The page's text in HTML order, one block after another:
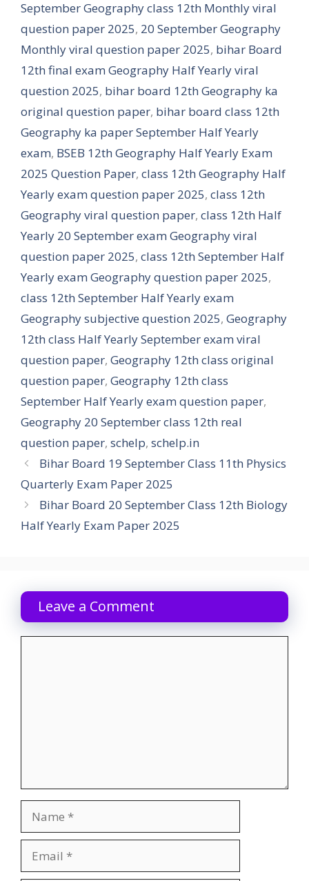
September Geography class 12th Monthly viral
question paper 2025, 20 September Geography
Monthly viral question paper 2025, bihar Board
12th final exam Geography Half Yearly viral
question 2025, bihar board 12th Geography ka
original question paper, bihar board class 12th
Geography ka paper September Half Yearly
exam, BSEB 12th Geography Half Yearly Exam
2025 Question Paper, class 12th Geography Half
Yearly exam question paper 2025, class 12th
Geography viral question paper, class 12th Half
Yearly 20 September exam Geography viral
question paper 2025, class 12th September Half
Yearly exam Geography question paper 2025,
class 12th September Half Yearly exam
Geography subjective question 2025, Geography
12th class Half Yearly September exam viral
question paper, Geography 12th class original
question paper, Geography 12th class
September Half Yearly exam question paper,
Geography 20 September class 12th real
question paper, schelp, schelp.in
Bihar Board 19 September Class 11th Physics
Quarterly Exam Paper 2025
Bihar Board 20 September Class 12th Biology
Half Yearly Exam Paper 2025
Leave a Comment